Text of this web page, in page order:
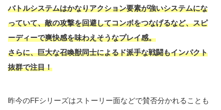
バトルシステムはかなりアクション要素が強いシステムにな
っていて、敵の攻撃を回避してコンボをつなげるなど、スピ
ーディーで爽快感を味わえそうなプレイ感。
さらに、巨大な召喚獣同士によるド派手な戦闘もインパクト
抜群で注目！
昨今のFFシリーズはストーリー面などで賛否分かれることも